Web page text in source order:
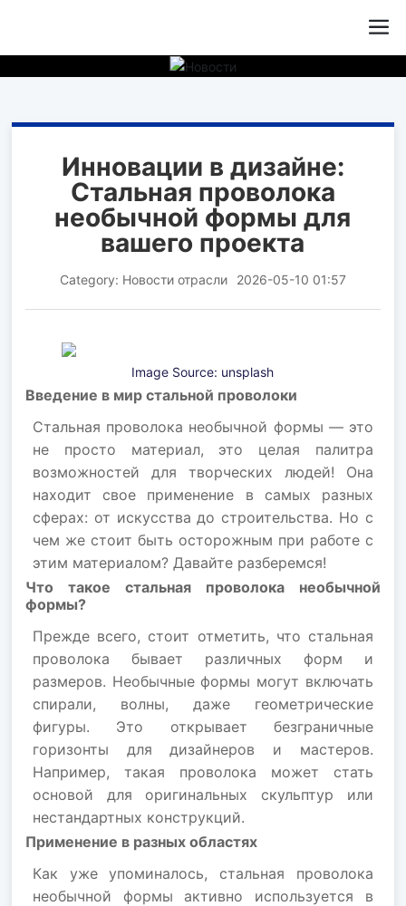
Инновации в дизайне:
Стальная проволока
необычной формы для
вашего проекта
Category: Новости отрасли 2026-05-10 01:57
Image Source: unsplash
Введение в мир стальной проволоки
Стальная проволока необычной формы — это
не просто материал, это целая палитра
возможностей для творческих людей! Она
находит свое применение в самых разных
сферах: от искусства до строительства. Но с
чем же стоит быть осторожным при работе с
этим материалом? Давайте разберемся!
Что такое стальная проволока необычной
формы?
Прежде всего, стоит отметить, что стальная
проволока бывает различных форм и
размеров. Необычные формы могут включать
спирали, волны, даже геометрические
фигуры. Это открывает безграничные
горизонты для дизайнеров и мастеров.
Например, такая проволока может стать
основой для оригинальных скульптур или
нестандартных конструкций.
Применение в разных областях
Как уже упоминалось, стальная проволока
необычной формы активно используется в